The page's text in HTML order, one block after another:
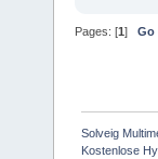
Pages: [1] Go
Solveig
Kostenlose